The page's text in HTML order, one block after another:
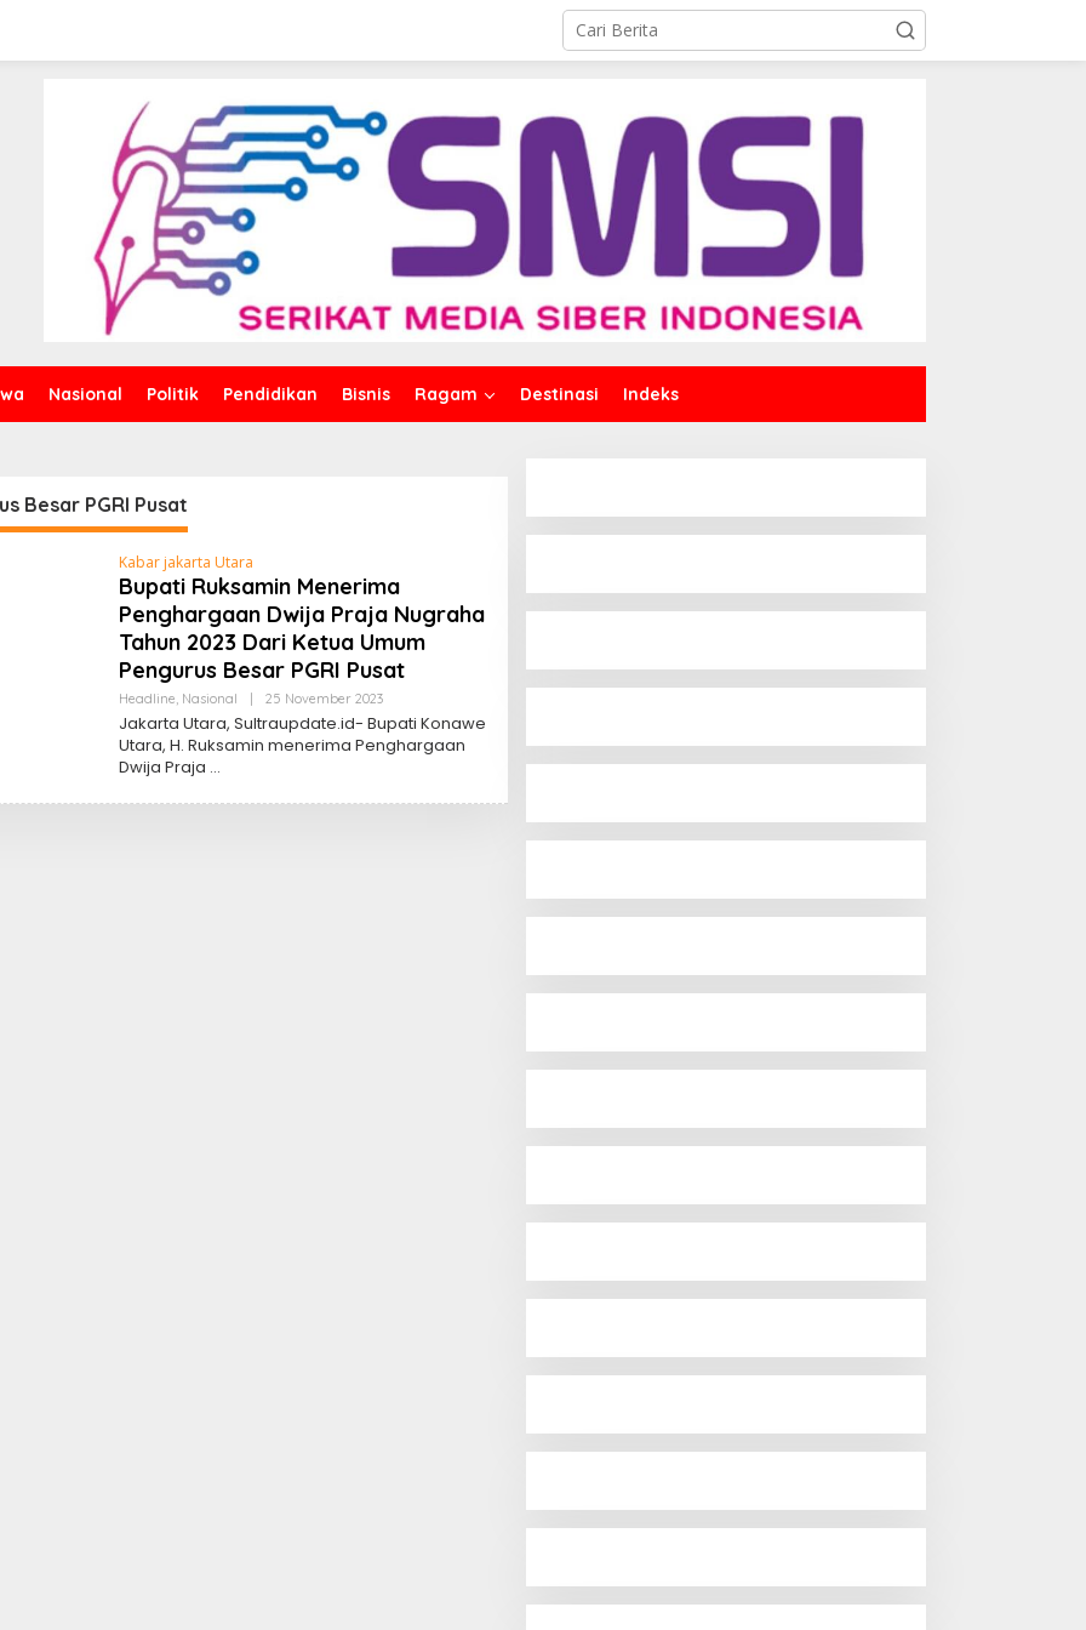
Nasional Politik Pendidikan Bisnis Ragam Destinasi Indeks
Besar PGRI Pusat
Kabar jakarta Utara
Bupati Ruksamin Menerima
Penghargaan Dwija Praja Nugraha
Tahun 2023 Dari Ketua Umum
Pengurus Besar PGRI Pusat
Headline Nasional | 25 November 2023Oleh
Update
Jakarta Utara, Sultraupdate.id- Bupati Konawe
Utara, H. Ruksamin menerima Penghargaan
Dwija Praja